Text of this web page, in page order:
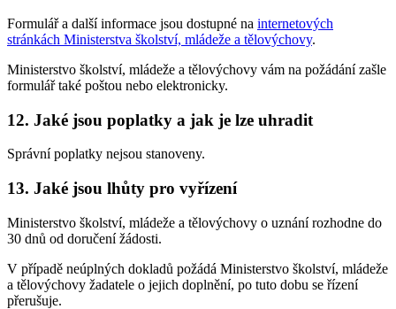
Formulář a další informace jsou dostupné na internetových
stránkách Ministerstva školství, mládeže a tělovýchovy.
Ministerstvo školství, mládeže a tělovýchovy vám na požádání zašle
formulář také poštou nebo elektronicky.
12. Jaké jsou poplatky a jak je lze uhradit
Správní poplatky nejsou stanoveny.
13. Jaké jsou lhůty pro vyřízení
Ministerstvo školství, mládeže a tělovýchovy o uznání rozhodne do
30 dnů od doručení žádosti.
V případě neúplných dokladů požádá Ministerstvo školství, mládeže
a tělovýchovy žadatele o jejich doplnění, po tuto dobu se řízení
přerušuje.